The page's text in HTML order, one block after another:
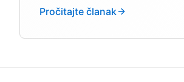
Pročitajte članak